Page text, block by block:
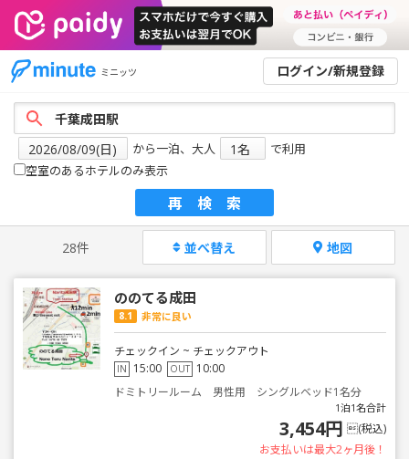
ミニッツ ログイン/新規登録
から一泊、大人
で利用
空室のあるホテルのみ表示
再検索
28件 並べ替え 地図
ののてる成田
8.1 非常に良い
チェックイン ~ チェックアウト
IN 15:00 OUT 10:00
ドミトリールーム 男性用 シングルベッド1名分
1泊1名合計
3,454円 (税込)
お支払いは最大2ヶ月後！